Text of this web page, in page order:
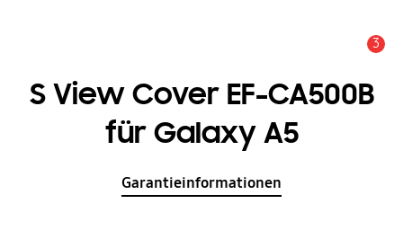
3
S View Cover EF-CA500B
für Galaxy A5
Garantieinformationen